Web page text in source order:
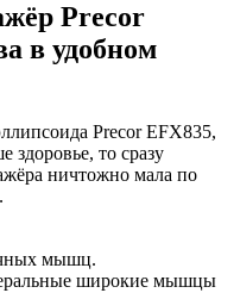
Precor
в удобном
Precor EFX835,
здоровье, то сразу
ничтожно мала по
мышц.
широкие мышцы